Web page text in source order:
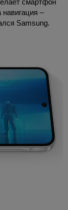
–
Samsung.